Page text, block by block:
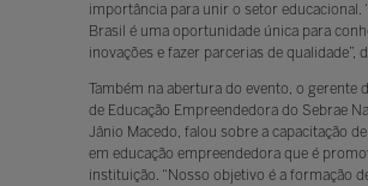
importância para unir o setor educacional.
Brasil é uma oportunidade única para
inovações e fazer parcerias de qualidade”,
Também na abertura do evento, o gerente
de Educação Empreendedora do Sebrae
Jânio Macedo, falou sobre a capacitação
em educação empreendedora que é
instituição. “Nosso objetivo é a formação